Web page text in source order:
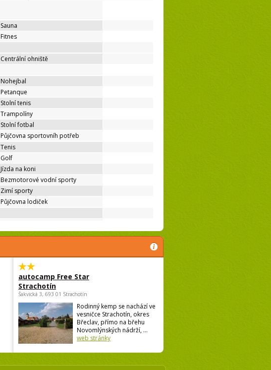
Sauna
Fitnes
Centrální ohniště
Nohejbal
Petanque
Stolní tenis
Trampolíny
Stolní fotbal
Půjčovna sportovníh potřeb
Tenis
Golf
Jízda na koni
Bezmotorové vodní sporty
Zimí sporty
Půjčovna lodiček
autocamp Free Star
Strachotín
Šakvická 3, 693 01 Strachotín
Rodinný kemp se nachází ve
vesničce Strachotín, okres
Břeclav, přímo na břehu
Novomlýnských nádrží, ...
web stránky